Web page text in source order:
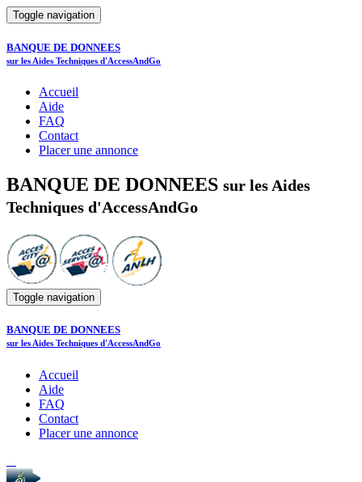
Toggle navigation
BANQUE DE DONNEES
sur les Aides Techniques d'AccessAndGo
Accueil
Aide
FAQ
Contact
Placer une annonce
BANQUE DE DONNEES sur les Aides
Techniques d'AccessAndGo
Toggle navigation
BANQUE DE DONNEES
sur les Aides Techniques d'AccessAndGo
Accueil
Aide
FAQ
Contact
Placer une annonce